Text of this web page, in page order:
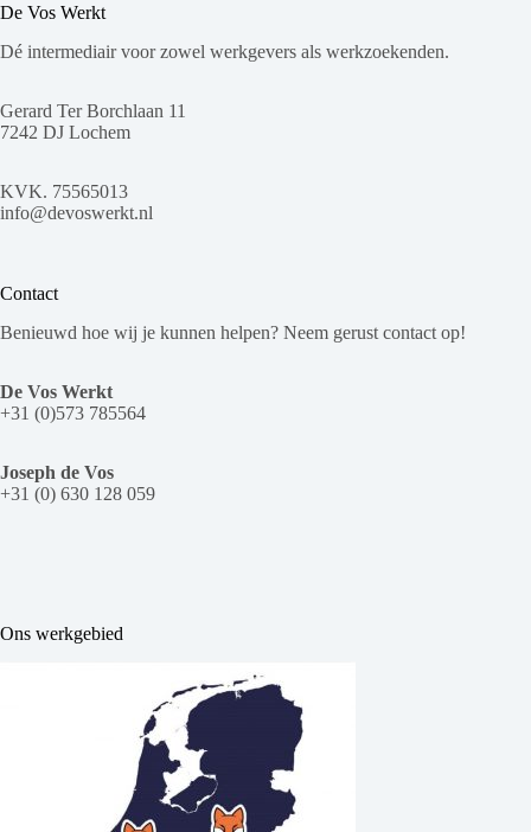
De Vos Werkt
Dé intermediair voor zowel werkgevers als werkzoekenden.
Gerard Ter Borchlaan 11
7242 DJ Lochem
KVK. 75565013
info@devoswerkt.nl
Contact
Benieuwd hoe wij je kunnen helpen? Neem gerust contact op!
De Vos Werkt
+31 (0)573 785564
Joseph de Vos
+31 (0) 630 128 059
Ons werkgebied